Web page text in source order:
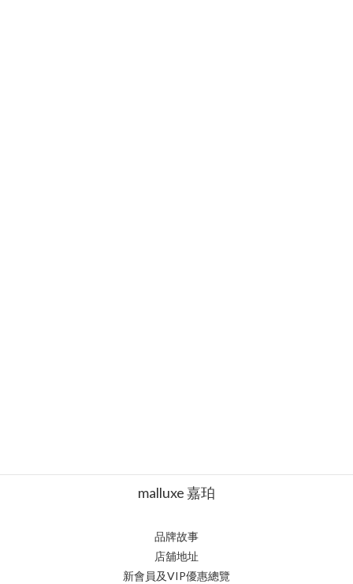
malluxe 嘉珀
品牌故事
店舖地址
新會員及VIP優惠總覽